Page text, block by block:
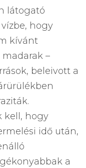
látogató
hogy
kívánt
–
beleivott a
paraziták.
kell, hogy
idő után,
a